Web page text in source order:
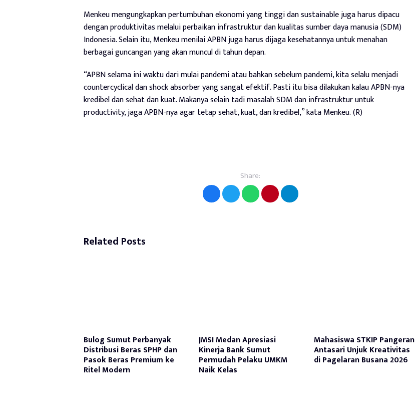
Menkeu mengungkapkan pertumbuhan ekonomi yang tinggi dan sustainable juga harus dipacu
dengan produktivitas melalui perbaikan infrastruktur dan kualitas sumber daya manusia (SDM)
Indonesia. Selain itu, Menkeu menilai APBN juga harus dijaga kesehatannya untuk menahan
berbagai guncangan yang akan muncul di tahun depan.
“APBN selama ini waktu dari mulai pandemi atau bahkan sebelum pandemi, kita selalu menjadi
countercyclical dan shock absorber yang sangat efektif. Pasti itu bisa dilakukan kalau APBN-nya
kredibel dan sehat dan kuat. Makanya selain tadi masalah SDM dan infrastruktur untuk
productivity, jaga APBN-nya agar tetap sehat, kuat, dan kredibel,” kata Menkeu. (R)
Share:
Related Posts
Bulog Sumut Perbanyak
Distribusi Beras SPHP dan
Pasok Beras Premium ke
Ritel Modern
JMSI Medan Apresiasi
Kinerja Bank Sumut
Permudah Pelaku UMKM
Naik Kelas
Mahasiswa STKIP Pangeran
Antasari Unjuk Kreativitas
di Pagelaran Busana 2026